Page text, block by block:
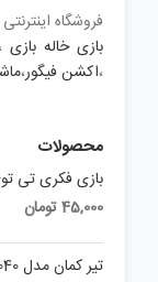
فروشگاه اینترنتی
بازی خاله بازی ،
،اکشن فیگور،
محصولات
بازی فکری تی
45,000تومان
is: تیر کمان مدل 3040